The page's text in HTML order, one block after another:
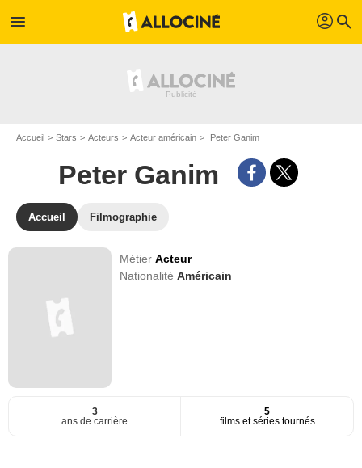
menu profil search
Accueil Stars Acteurs Acteur américain Peter Ganim
Peter Ganim
Accueil Filmographie
MétierActeur
NationalitéAméricain
3
ans de carrière
5
films et séries tournés